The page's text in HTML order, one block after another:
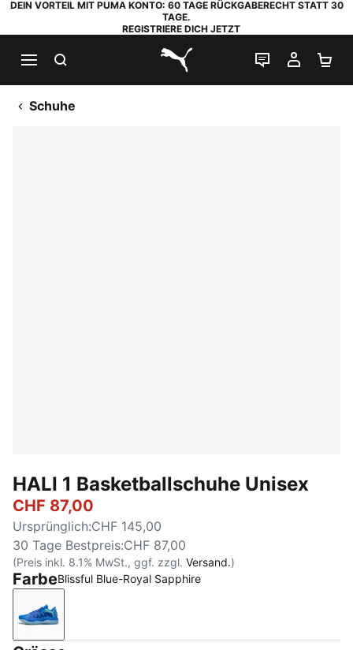
DEIN VORTEIL MIT PUMA KONTO: 60 TAGE RÜCKGABERECHT STATT 30
TAGE.
REGISTRIERE DICH JETZT
PUMA.com
LIVE-CHAT
MEIN
Schuhe
HALI 1 Basketballschuhe Unisex
CHF 87,00
Ursprünglich:CHF 145,00
30 Tage Bestpreis:CHF 87,00
(Preis inkl. 8.1% MwSt., ggf. zzgl. Versand.)
FarbeBlissful Blue-Royal Sapphire
Blissful Blue-Royal Sapphire